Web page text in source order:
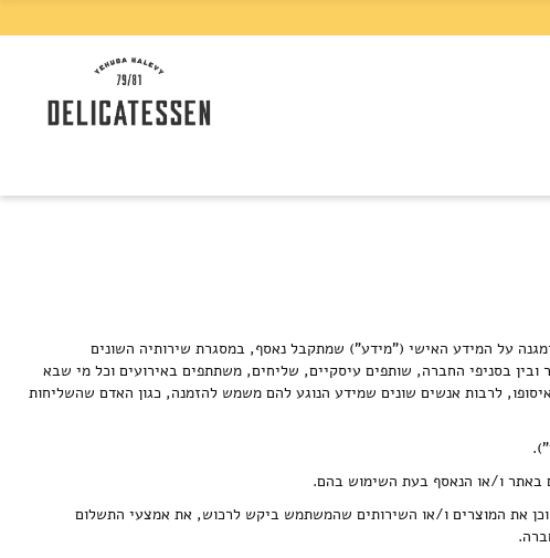
על המידע האישי ("מידע") שמתקבל נאסף, במסגרת שירותיה השונים
בסניפי החברה, שותפים עיסקיים, שליחים, משתתפים באירועים וכל מי שבא
לרבות אנשים שונים שמידע הנוגע להם משמש להזמנה, כגון האדם שהשליחות
באתר ו/או הנאסף בעת השימוש בהם.
את המוצרים ו/או השירותים שהמשתמש ביקש לרכוש, את אמצעי התשלום